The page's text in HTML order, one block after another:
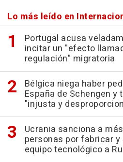
Lo más leído en
Portugal acusa
incitar un "efecto
regulación" migratoria
Bélgica niega haber
España de Schengen y
"injusta y
Ucrania sanciona a
personas por fabricar
equipo tecnológico a